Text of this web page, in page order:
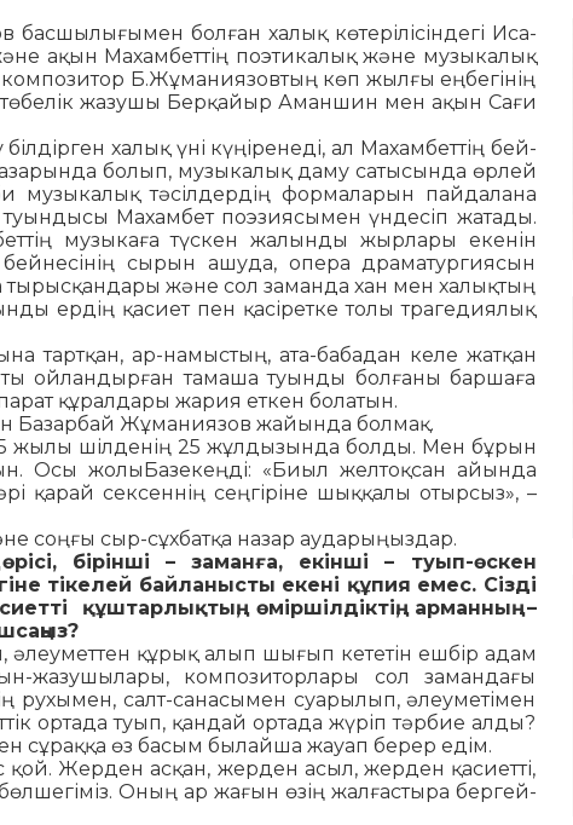
болған халық көтерілісіндегі Иса­
ақын Махамбеттің поэтикалық және музыкалық
Б.Жұманиязовтың көп жылғы еңбегінің
жазушы Берқайыр Аманшин мен ақын Са­ғи
халық үні күңіренеді, ал Махамбеттің бей­
болып, музыкалық даму сатысында өрлей
му­зы­калық тәсілдердің формаларын пайдалана
Махамбет поэзиясымен үндесіп жатады.
музыкаға түс­кен жалынды жырлары екенін
сырын ашуда, опера драматургиясын
және сол заманда хан мен халықтың
ердің қасиет пен қа­сіретке толы трагедиялық
тартқан, ар-намыстың, ата-бабадан ке­ле жатқан
ойландырған тамаша туынды бол­ғаны баршаға
құралдары жария еткен бо­латын.
Ба­зарбай Жұманиязов жайында болмақ.
жы­лы шілденің 25 жұлдызында болды. Мен бұрын
Осы жолыБазекеңді: «Биыл желтоқсан айында
қа­рай сексеннің сеңгіріне шыққалы отырсыз», –
соңғы сыр-сұхбатқа назар аударыңыздар.
бі­рін­ші – заманға, екінші – туып-өскен
тікелей бай­ланысты екені құпия емес. Сізді
құштарлықтың, өмір­шілдіктің, арманның –
әлеу­меттен құрық алып шығып кететін ешбір адам
жазу­шылары, композиторлары сол замандағы
рухымен, салт-санасымен суарылып, әлеуметімен
ортада туып, қандай ортада жүріп тәрбие алды?
сұраққа өз басым былайша жауап берер едім.
Жерден асқан, жерден асыл, жерден қасиетті,
Оның ар жағын өзің жалғастыра бер­гей­